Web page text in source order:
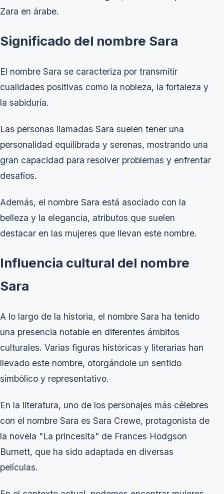
Zara en árabe.
Significado del nombre Sara
El nombre Sara se caracteriza por transmitir
cualidades positivas como la nobleza, la fortaleza y
la sabiduría.
Las personas llamadas Sara suelen tener una
personalidad equilibrada y serenas, mostrando una
gran capacidad para resolver problemas y enfrentar
desafíos.
Además, el nombre Sara está asociado con la
belleza y la elegancia, atributos que suelen
destacar en las mujeres que llevan este nombre.
Influencia cultural del nombre
Sara
A lo largo de la historia, el nombre Sara ha tenido
una presencia notable en diferentes ámbitos
culturales. Varias figuras históricas y literarias han
llevado este nombre, otorgándole un sentido
simbólico y representativo.
En la literatura, uno de los personajes más célebres
con el nombre Sara es Sara Crewe, protagonista de
la novela "La princesita" de Frances Hodgson
Burnett, que ha sido adaptada en diversas
películas.